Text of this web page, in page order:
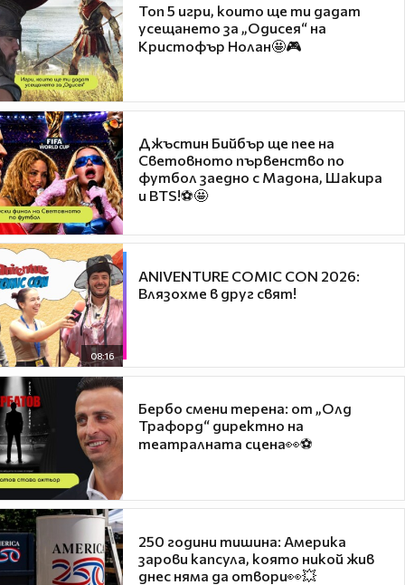
Топ 5 игри, които ще ти дадат
усещането за „Одисея“ на
Кристофър Нолан🤩🎮
Джъстин Бийбър ще пее на
Световното първенство по
футбол заедно с Мадона, Шакира
и BTS!⚽🤩
08:16
ANIVENTURE COMIC CON 2026:
Влязохме в друг свят!
Бербо смени терена: от „Олд
Трафорд“ директно на
театралната сцена👀⚽
250 години тишина: Америка
зарови капсула, която никой жив
днес няма да отвори👀💥